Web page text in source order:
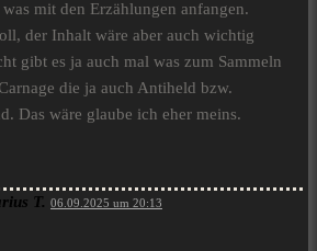
mit den Erzählungen anfangen.
der Inhalt wäre aber auch wichtig
gibt es ja auch mal was zum Sammeln
die ja auch Antiheld bzw.
Das wäre glaube ich eher meins.
T. 06.09.2025 um 20:13